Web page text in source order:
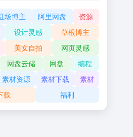
场博主 阿里网盘
资源
设计灵感
草根博主
美女自拍
网页灵感
网盘云储 网盘
编程
素材资源 素材下载
素材
载
福利